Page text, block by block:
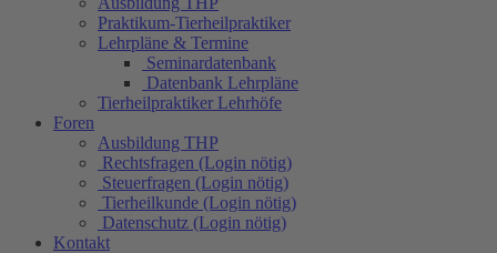
Praktikum-Tierheilpraktiker
Lehrpläne & Termine
Seminardatenbank
Datenbank Lehrpläne
Tierheilpraktiker Lehrhöfe
Foren
Ausbildung THP
Rechtsfragen (Login nötig)
Steuerfragen (Login nötig)
Tierheilkunde (Login nötig)
Datenschutz (Login nötig)
Kontakt